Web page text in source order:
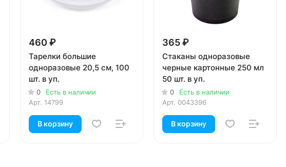
460 ₽
Тарелки большие
одноразовые 20,5 см, 100
шт. в уп.
0
Есть в наличии
Арт. 14799
В корзину
365 ₽
Стаканы одноразовые
черные картонные 250 мл
50 шт. в уп.
0
Есть в наличии
Арт. 0043396
В корзину